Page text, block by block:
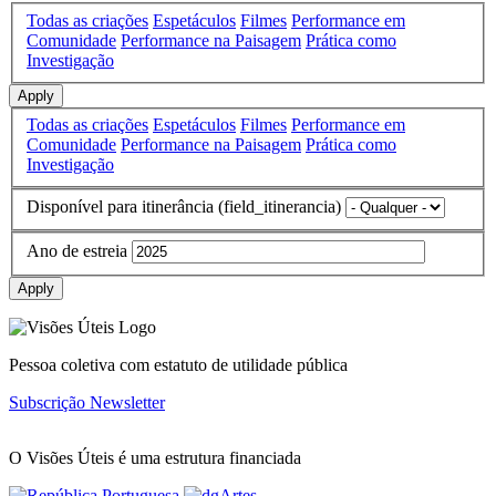
Todas as criações Espetáculos Filmes Performance em
Comunidade Performance na Paisagem Prática como
Investigação
Apply
Todas as criações Espetáculos Filmes Performance em
Comunidade Performance na Paisagem Prática como
Investigação
Disponível para itinerância (field_itinerancia)
Ano de estreia
Apply
Pessoa coletiva com estatuto de utilidade pública
Subscrição Newsletter
O Visões Úteis é uma estrutura financiada